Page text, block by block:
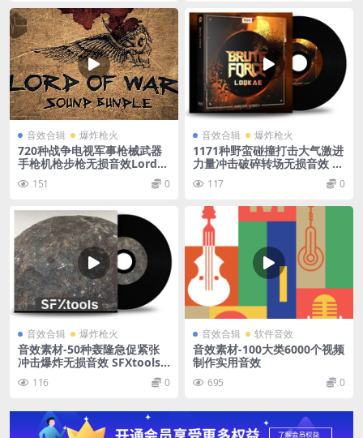
音效合辑 爆炸枪火
720种战争电视军事枪械武器
手枪机枪步枪无损音效Lord
War SFX
151 0
音效合辑 爆炸枪火
1171种野蛮碰撞打击大气激进
力量冲击破碎转场无损音效 Br
ute Force
117 0
音效合辑 爆炸枪火
音效素材-50种轰隆急促紧张
冲击爆炸无损音效 SFXtools
Booms
116 0
音效合辑 软件音效
音效素材-100大类6000个视频
制作实用音效
695 0